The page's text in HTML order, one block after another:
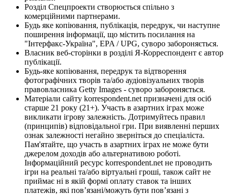
Розділ Спецпроекти створюється спільно з
комерційними партнерами.
Будь яке копіювання, публікація, передрук, чи наступне
поширення інформації, що містить посилання на
"Інтерфакс-Україна", EPA / UPG, суворо забороняється.
Власник веб-сторінки в розділі Я-Корреспондент є автор
публікації.
Будь-яке копіювання, передрук та відтворення
фотографічних творів та/або аудіовізуальних творів
правовласника Getty Images - суворо забороняється.
Матеріали сайту korrespondent.net призначені для осіб
старше 21 року (21+). Участь в азартних іграх може
викликати ігрову залежність. Дотримуйтесь правил
(принципів) відповідальної гри. При виявленні перших
ознак залежності негайно зверніться до спеціаліста.
Пам'ятайте, що участь в азартних іграх не може бути
джерелом доходів або альтернативою роботі.
Інформаційний ресурс korrespondent.net не проводить
ігри на реальні та/або віртуальні гроші, також сайт не
приймає ні в якій формі оплату ставок та інших
платежів, які пов’язані/можуть бути пов’язані з